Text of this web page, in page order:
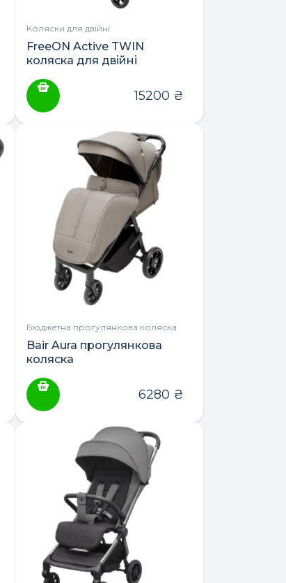
Коляски для двійні
FreeON Active TWIN
коляска для двійні
15200 ₴
Бюджетна прогулянкова коляска
Bair Aura прогулянкова
коляска
6280 ₴